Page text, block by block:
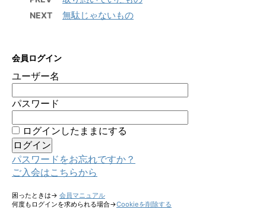
NEXT 無駄じゃないもの
会員ログイン
ユーザー名
パスワード
ログインしたままにする
パスワードをお忘れですか？
ご入会はこちらから
困ったときは→ 会員マニュアル
何度もログインを求められる場合→Cookieを削除する